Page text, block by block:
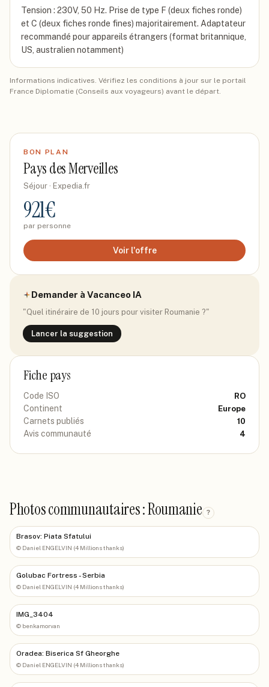
Tension : 230V, 50 Hz. Prise de type F (deux fiches ronde)
et C (deux fiches ronde fines) majoritairement. Adaptateur
recommandé pour appareils étrangers (format britannique,
US, australien notamment)
Informations indicatives. Vérifiez les conditions à jour sur le portail
France Diplomatie (Conseils aux voyageurs) avant le départ.
BON PLAN
Pays des Merveilles
Séjour · Expedia.fr
921€
par personne
Voir l'offre
Demander à Vacanceo IA
"Quel itinéraire de 10 jours pour visiter Roumanie ?"
Lancer la suggestion
Fiche pays
Code ISO RO
Continent Europe
Carnets publiés 10
Avis communauté 4
Photos communautaires : Roumanie ?
Brasov: Piata Sfatului
© Daniel ENGELVIN (4 Millions thanks)
Golubac Fortress - Serbia
© Daniel ENGELVIN (4 Millions thanks)
IMG_3404
© benkamorvan
Oradea: Biserica Sf Gheorghe
© Daniel ENGELVIN (4 Millions thanks)